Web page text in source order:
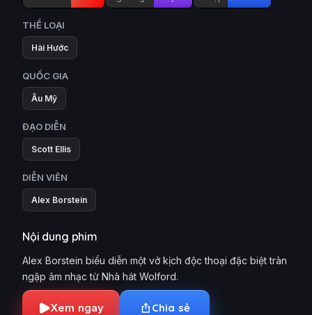
THỂ LOẠI
Hài Hước
QUỐC GIA
Âu Mỹ
ĐẠO DIỄN
Scott Ellis
DIỄN VIÊN
Alex Borstein
Nội dung phim
Alex Borstein biểu diễn một vở kịch độc thoại đặc biệt tràn
ngập âm nhạc từ Nhà hát Wolford.
Xem ngay Chia sẻ